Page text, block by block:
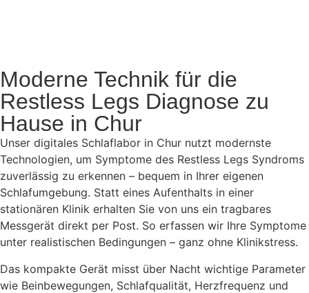
Moderne Technik für die
Restless Legs Diagnose zu
Hause in Chur
Unser digitales Schlaflabor in Chur nutzt modernste
Technologien, um Symptome des Restless Legs Syndroms
zuverlässig zu erkennen – bequem in Ihrer eigenen
Schlafumgebung. Statt eines Aufenthalts in einer
stationären Klinik erhalten Sie von uns ein tragbares
Messgerät direkt per Post. So erfassen wir Ihre Symptome
unter realistischen Bedingungen – ganz ohne Klinikstress.
Das kompakte Gerät misst über Nacht wichtige Parameter
wie Beinbewegungen, Schlafqualität, Herzfrequenz und